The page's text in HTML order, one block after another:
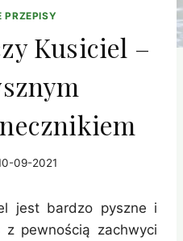
PRZEPISY
Kusiciel –
09-2021
jest bardzo pyszne i
pewnością zachwyci